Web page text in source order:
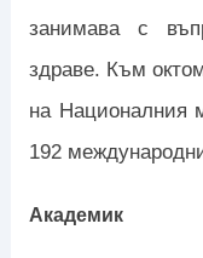
занимава с
здраве. Към
на Националния
192
Академик